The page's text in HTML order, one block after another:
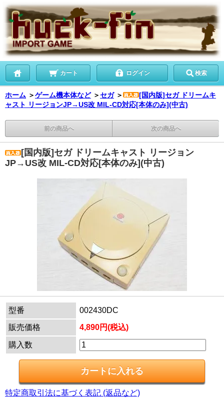
カート ログイン 検索
ホーム ＞ゲーム機本体など ＞セガ ＞
[国内版]セガ ドリームキ
ャスト リージョンJP→US改 MIL-CD対応[本体のみ](中古)
前の商品へ 次の商品へ
[国内版]セガ ドリームキャスト リージョン
JP→US改 MIL-CD対応[本体のみ](中古)
型番
002430DC
販売価格
4,890円(税込)
購入数
特定商取引法に基づく表記 (返品など)